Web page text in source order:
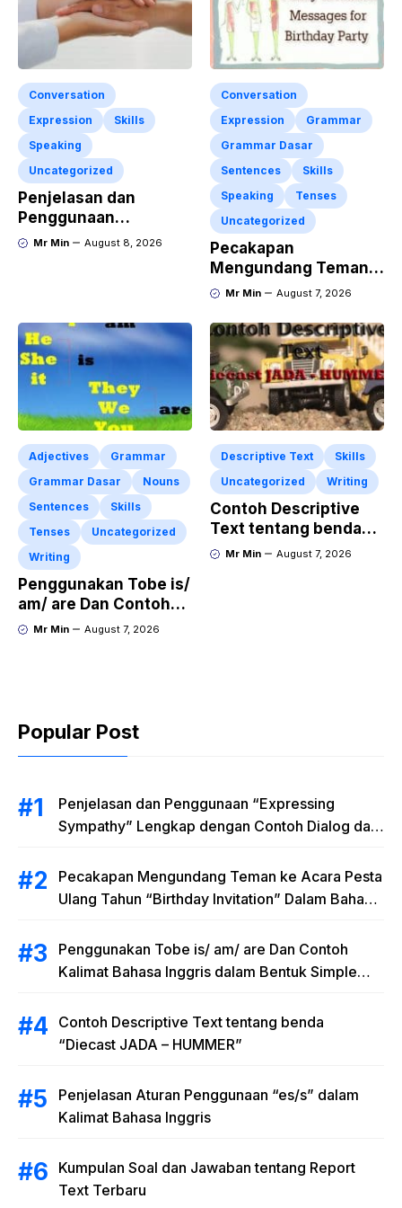
Conversation
Expression
Skills
Speaking
Uncategorized
Penjelasan dan
Penggunaan
“Expressing
Mr Min August 8, 2026
Conversation
Expression
Grammar
Grammar Dasar
Sentences
Skills
Speaking
Tenses
Uncategorized
Pecakapan
Mengundang Teman
ke Acara Pesta Ulang
Invitation” Dalam
Bahasa Inggris
Mr Min August 7, 2026
Adjectives
Grammar
Grammar Dasar
Nouns
Sentences
Skills
Tenses
Uncategorized
Writing
Penggunakan Tobe is/
am/ are Dan Contoh
Kalimat Bahasa
Mr Min August 7, 2026
Descriptive Text
Skills
Uncategorized
Writing
Contoh Descriptive
Text tentang benda
“Diecast JADA –
Mr Min August 7, 2026
Popular Post
Penjelasan dan Penggunaan “Expressing
Sympathy” Lengkap dengan Contoh Dialog dan
Pecakapan Mengundang Teman ke Acara Pesta
Ulang Tahun “Birthday Invitation” Dalam Bahasa
Penggunakan Tobe is/ am/ are Dan Contoh
Kalimat Bahasa Inggris dalam Bentuk Simple
Contoh Descriptive Text tentang benda
“Diecast JADA – HUMMER”
Penjelasan Aturan Penggunaan “es/s” dalam
Kalimat Bahasa Inggris
Kumpulan Soal dan Jawaban tentang Report
Text Terbaru